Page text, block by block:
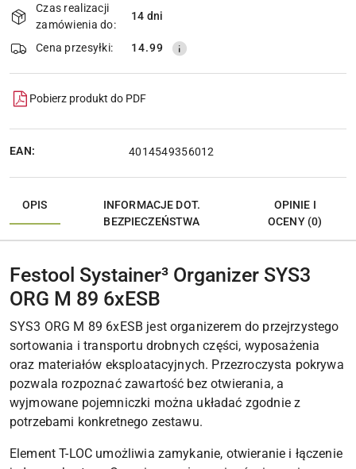
Wyślij
dostawa
Czas realizacji
zamówienia do:
14 dni
Cena przesyłki: 14.99
Pobierz produkt do PDF
EAN: 4014549356012
OPIS
INFORMACJE DOT.
BEZPIECZEŃSTWA
OPINIE I
OCENY (0)
Festool Systainer³ Organizer SYS3
ORG M 89 6xESB
SYS3 ORG M 89 6xESB jest organizerem do przejrzystego
sortowania i transportu drobnych części, wyposażenia
oraz materiałów eksploatacyjnych. Przezroczysta pokrywa
pozwala rozpoznać zawartość bez otwierania, a
wyjmowane pojemniczki można układać zgodnie z
potrzebami konkretnego zestawu.
Element T-LOC umożliwia zamykanie, otwieranie i łączenie